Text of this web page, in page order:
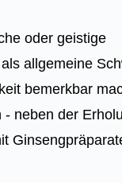
oder geistige
allgemeine
bemerkbar
- neben der